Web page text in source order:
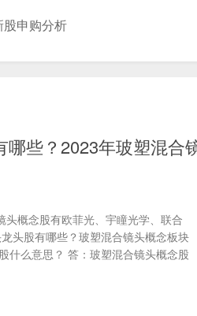
股申购分析
些？2023年玻塑混合
概念股有欧菲光、宇瞳光学、联合
头股有哪些？玻塑混合镜头概念板块
什么意思？ 答：玻塑混合镜头概念股